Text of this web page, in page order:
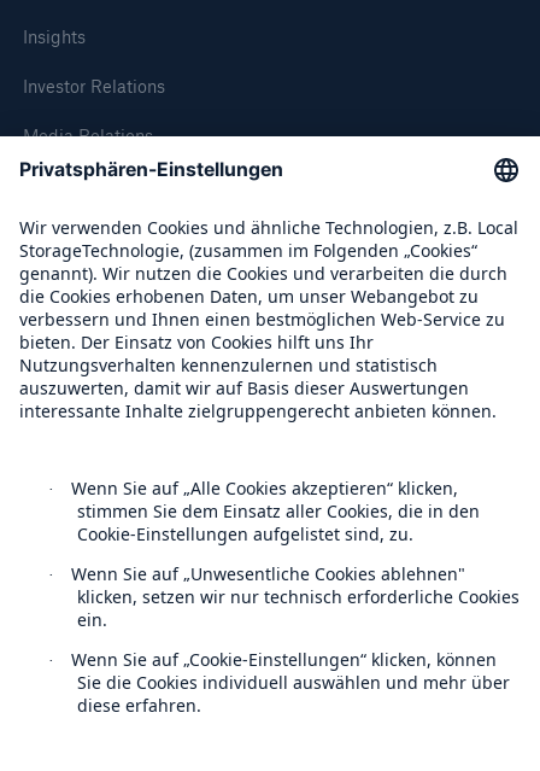
Insights
Investor Relations
Media Relations
Compliance
Über Munich Re
Munich Re Weltweit
Datenschutz